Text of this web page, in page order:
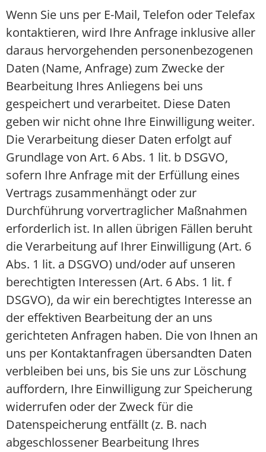
Wenn Sie uns per E-Mail, Telefon oder Telefax
kontaktieren, wird Ihre Anfrage inklusive aller
daraus hervorgehenden personenbezogenen
Daten (Name, Anfrage) zum Zwecke der
Bearbeitung Ihres Anliegens bei uns
gespeichert und verarbeitet. Diese Daten
geben wir nicht ohne Ihre Einwilligung weiter.
Die Verarbeitung dieser Daten erfolgt auf
Grundlage von Art. 6 Abs. 1 lit. b DSGVO,
sofern Ihre Anfrage mit der Erfüllung eines
Vertrags zusammenhängt oder zur
Durchführung vorvertraglicher Maßnahmen
erforderlich ist. In allen übrigen Fällen beruht
die Verarbeitung auf Ihrer Einwilligung (Art. 6
Abs. 1 lit. a DSGVO) und/oder auf unseren
berechtigten Interessen (Art. 6 Abs. 1 lit. f
DSGVO), da wir ein berechtigtes Interesse an
der effektiven Bearbeitung der an uns
gerichteten Anfragen haben. Die von Ihnen an
uns per Kontaktanfragen übersandten Daten
verbleiben bei uns, bis Sie uns zur Löschung
auffordern, Ihre Einwilligung zur Speicherung
widerrufen oder der Zweck für die
Datenspeicherung entfällt (z. B. nach
abgeschlossener Bearbeitung Ihres